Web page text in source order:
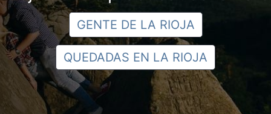
GENTE DE LA RIOJA
QUEDADAS EN LA RIOJA